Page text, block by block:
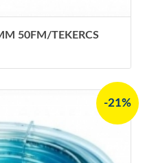
50FM/TEKERCS
-21%